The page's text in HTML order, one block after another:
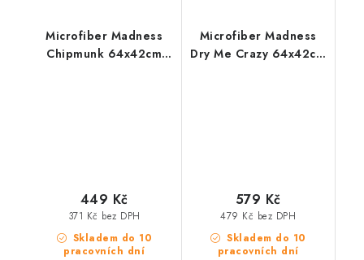
Microfiber Madness
Chipmunk 64x42cm
Skladem do 10
pracovních dní
371 Kč bez DPH
449 Kč
Microfiber Madness
Dry Me Crazy 64x42cm
Skladem do 10
pracovních dní
479 Kč bez DPH
579 Kč